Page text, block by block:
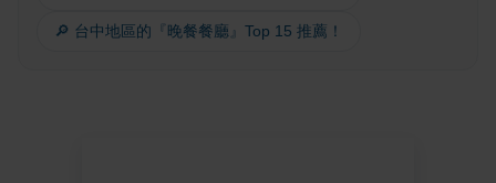
🔎 台中地區的『晚餐餐廳』Top 15 推薦！